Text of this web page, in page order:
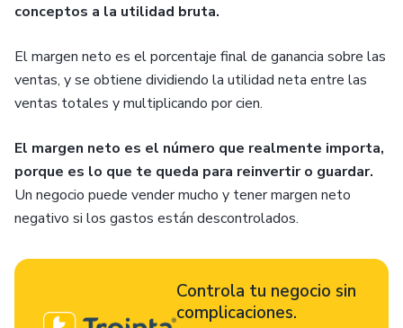
conceptos a la utilidad bruta.
El margen neto es el porcentaje final de ganancia sobre las
ventas, y se obtiene dividiendo la utilidad neta entre las
ventas totales y multiplicando por cien.
El margen neto es el número que realmente importa,
porque es lo que te queda para reinvertir o guardar.
Un negocio puede vender mucho y tener margen neto
negativo si los gastos están descontrolados.
Controla tu negocio sin
complicaciones.